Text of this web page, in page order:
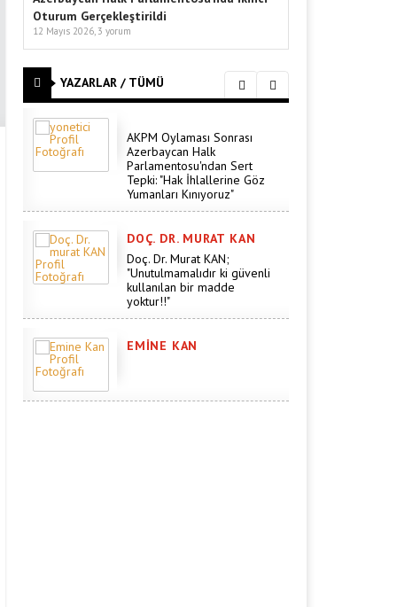
Oturum Gerçekleştirildi
12 Mayıs 2026, 3 yorum
YAZARLAR / TÜMÜ
AKPM Oylaması Sonrası
Azerbaycan Halk
Parlamentosu'ndan Sert
Tepki: "Hak İhlallerine Göz
Yumanları Kınıyoruz"
DOÇ. DR. MURAT KAN
Doç. Dr. Murat KAN;
"Unutulmamalıdır ki güvenli
kullanılan bir madde
yoktur!!"
EMINE KAN